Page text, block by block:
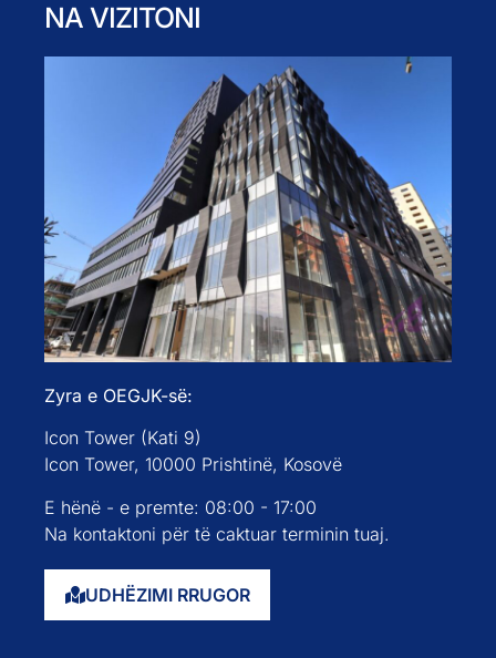
NA VIZITONI
Zyra e OEGJK-së:
Icon Tower (Kati 9)
Icon Tower, 10000 Prishtinë, Kosovë
E hënë - e premte: 08:00 - 17:00
Na kontaktoni për të caktuar terminin tuaj.
UDHËZIMI RRUGOR